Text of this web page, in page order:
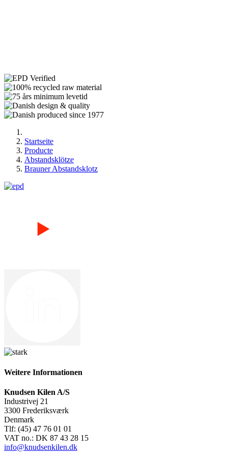
Startseite
Producte
Abstandsklötze
Brauner Abstandsklotz
Weitere Informationen
Knudsen Kilen A/S
Industrivej 21
3300 Frederiksværk
Denmark
Tlf: (45) 47 76 01 01
VAT no.: DK 87 43 28 15
info@knudsenkilen.dk